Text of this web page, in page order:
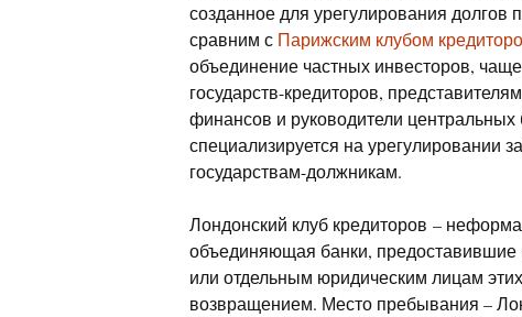
созданное для урегулирования
сравним с Парижским клубом
объединение частных инвесторов,
государств-кредиторов,
финансов и руководители центральных
специализируется на урегулировании
государствам-должникам.
Лондонский клуб кредиторов –
объединяющая банки, предоставившие
или отдельным юридическим лицам
возвращением. Место пребывания –